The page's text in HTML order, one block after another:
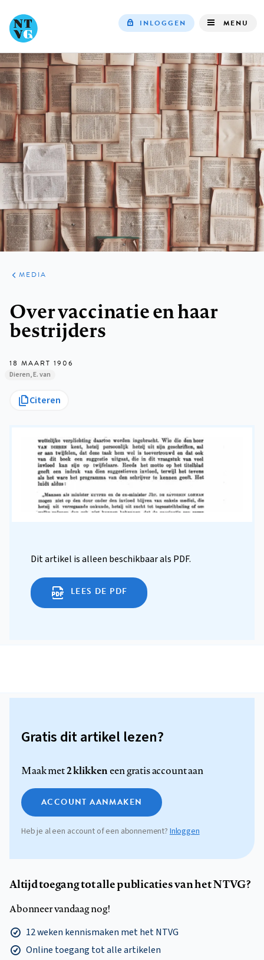
navigation
INLOGGEN MENU
ARTIKELEN
VARIA
MEDIA
Over vaccinatie en haar
bestrijders
18 MAART 1906
Dieren, E. van
Citeren
Dit artikel is alleen beschikbaar als PDF.
LEES DE PDF
Gratis dit artikel lezen?
Maak met2 klikkeneen gratis account aan
ACCOUNT AANMAKEN
Heb je al een account of een abonnement? Inloggen
Altijd toegang tot alle publicaties van het NTVG?
Abonneer vandaag nog!
12 weken kennismaken met het NTVG
Online toegang tot alle artikelen